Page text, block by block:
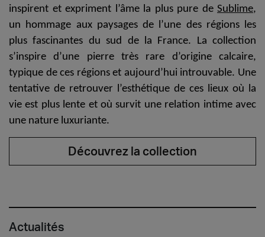
inspirent et expriment l’âme la plus pure de Sublime,
un hommage aux paysages de l’une des régions les
plus fascinantes du sud de la France. La collection
s’inspire d’une pierre très rare d’origine calcaire,
typique de ces régions et aujourd’hui introuvable. Une
tentative de retrouver l’esthétique de ces lieux où la
vie est plus lente et où survit une relation intime avec
une nature luxuriante.
Découvrez la collection
Actualités